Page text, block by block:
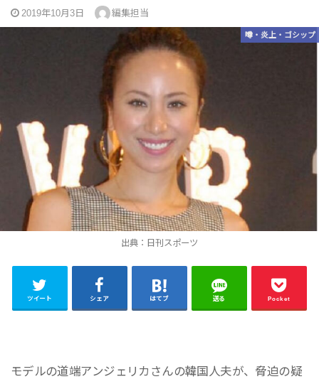
2019年10月3日 編集担当
出典：日刊スポーツ
噂・炎上・ゴシップ
ツイート シェア はてブ 送る Pocket
モデルの道端アンジェリカさんの韓国人夫が、脅迫の疑